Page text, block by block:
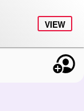
VIEW